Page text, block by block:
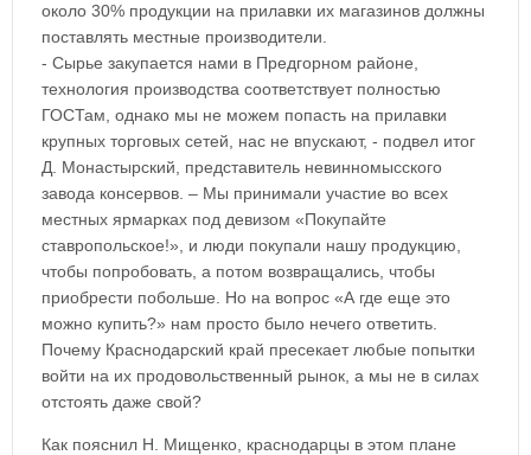
около 30% продукции на прилавки их магазинов должны
поставлять местные производители.
- Сырье закупается нами в Предгорном районе,
технология производства соответствует полностью
ГОСТам, однако мы не можем попасть на прилавки
крупных торговых сетей, нас не впускают, - подвел итог
Д. Монастырский, представитель невинномысского
завода консервов. – Мы принимали участие во всех
местных ярмарках под девизом «Покупайте
ставропольское!», и люди покупали нашу продукцию,
чтобы попробовать, а потом возвращались, чтобы
приобрести побольше. Но на вопрос «А где еще это
можно купить?» нам просто было нечего ответить.
Почему Краснодарский край пресекает любые попытки
войти на их продовольственный рынок, а мы не в силах
отстоять даже свой?
Как пояснил Н. Мищенко, краснодарцы в этом плане